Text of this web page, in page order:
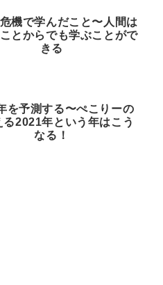
機で学んだこと〜人間は
とからでも学ぶことがで
きる
を予測する〜ぺこりーの
る2021年という年はこう
なる！